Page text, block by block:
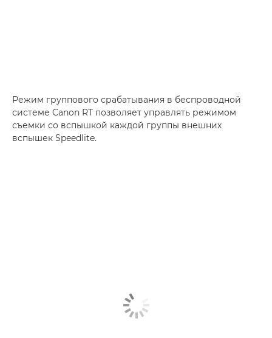
Режим группового срабатывания в беспроводной
системе Canon RT позволяет управлять режимом
съемки со вспышкой каждой группы внешних
вспышек Speedlite.